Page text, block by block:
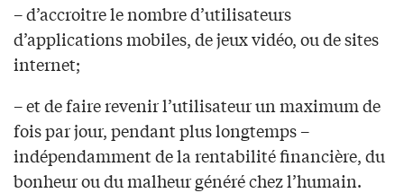
– d’accroitre le nombre d’utilisateurs
d’applications mobiles, de jeux vidéo, ou de sites
internet;
– et de faire revenir l’utilisateur un maximum de
fois par jour, pendant plus longtemps –
indépendamment de la rentabilité financière, du
bonheur ou du malheur généré chez l’humain.